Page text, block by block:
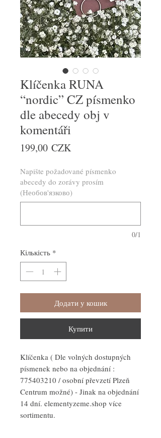
Klíčenka RUNA
“nordic” CZ písmenko
dle abecedy obj v
komentáři
199,00 CZKЦіна
Napište požadované písmenko
abecedy do zorávy prosím
(Необов'язково)
0/1
Кількість *
Додати у кошик
Купити
Klíčenka ( Dle volných dostupných
písmenek nebo na objednání :
775403210 / osobní převzetí Plzeň
Centrum možné) - Jinak na objednání
14 dní. elementyzeme.shop více
sortimentu.